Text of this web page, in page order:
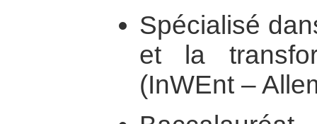
Spécialisé
et la
(InWEnt –